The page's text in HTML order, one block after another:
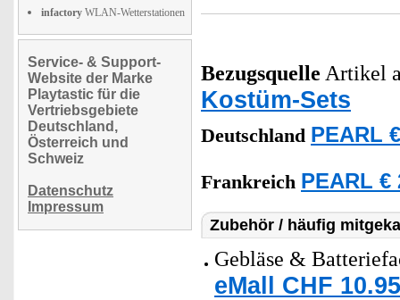
infactory WLAN-Wetterstationen
Service- & Support-
Website der Marke
Playtastic für die
Vertriebsgebiete
Deutschland,
Österreich und
Schweiz
Datenschutz
Impressum
Bezugsquelle Artikel
Kostüm-Sets
Deutschland PEARL
Frankreich PEARL €
Zubehör / häufig
Gebläse &
eMall CHF